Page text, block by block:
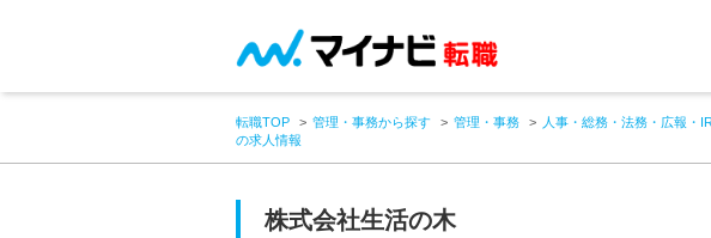
転職TOP 管理・事務から探す 管理・事務 人事・総務・法務・広報・
の求人情報
株式会社生活の木